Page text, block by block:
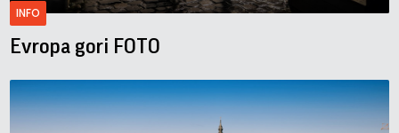
INFO
Evropa gori FOTO